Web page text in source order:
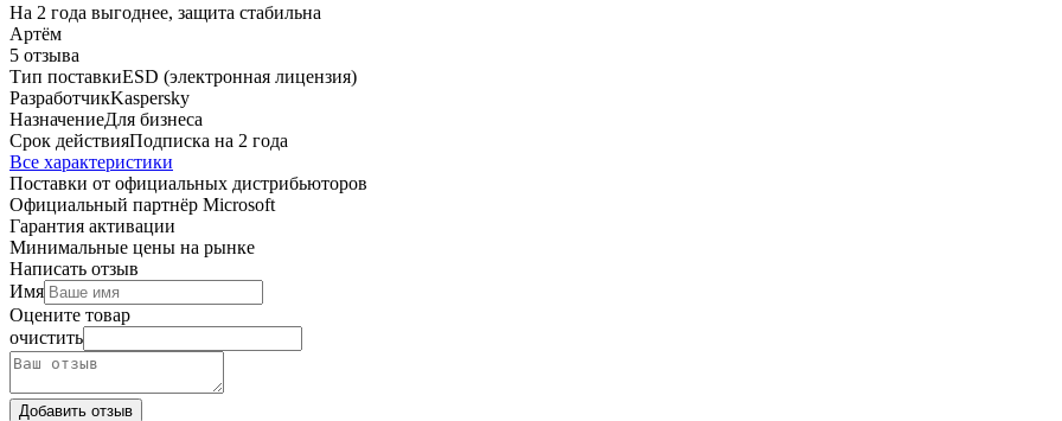
На 2 года выгоднее, защита стабильна
Артём
5 отзыва
Тип поставкиESD (электронная лицензия)
РазработчикKaspersky
НазначениеДля бизнеса
Срок действияПодписка на 2 года
Все характеристики
Поставки от официальных дистрибьюторов
Официальный партнёр Microsoft
Гарантия активации
Минимальные цены на рынке
Написать отзыв
Имя
Оцените товар
очистить
Добавить отзыв